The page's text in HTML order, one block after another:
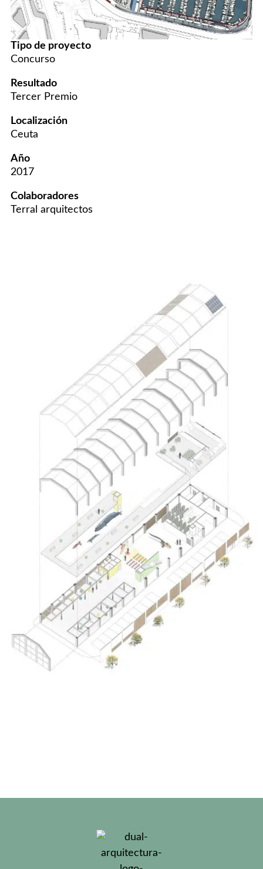
Tipo de proyecto
Concurso
Resultado
Tercer Premio
Localización
Ceuta
Año
2017
Colaboradores
Terral arquitectos